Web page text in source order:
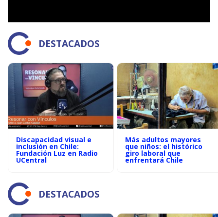
DESTACADOS
Discapacidad visual e
inclusión en Chile:
Fundación Luz en Radio
UCentral
Más adultos mayores
que niños: el histórico
giro laboral que
enfrentará Chile
DESTACADOS